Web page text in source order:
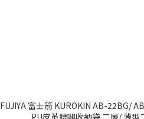
FUJIYA 富士箭 KUROKIN AB-22BG/ AB-
PU皮革腰闀收納袋 二層/ 薄型